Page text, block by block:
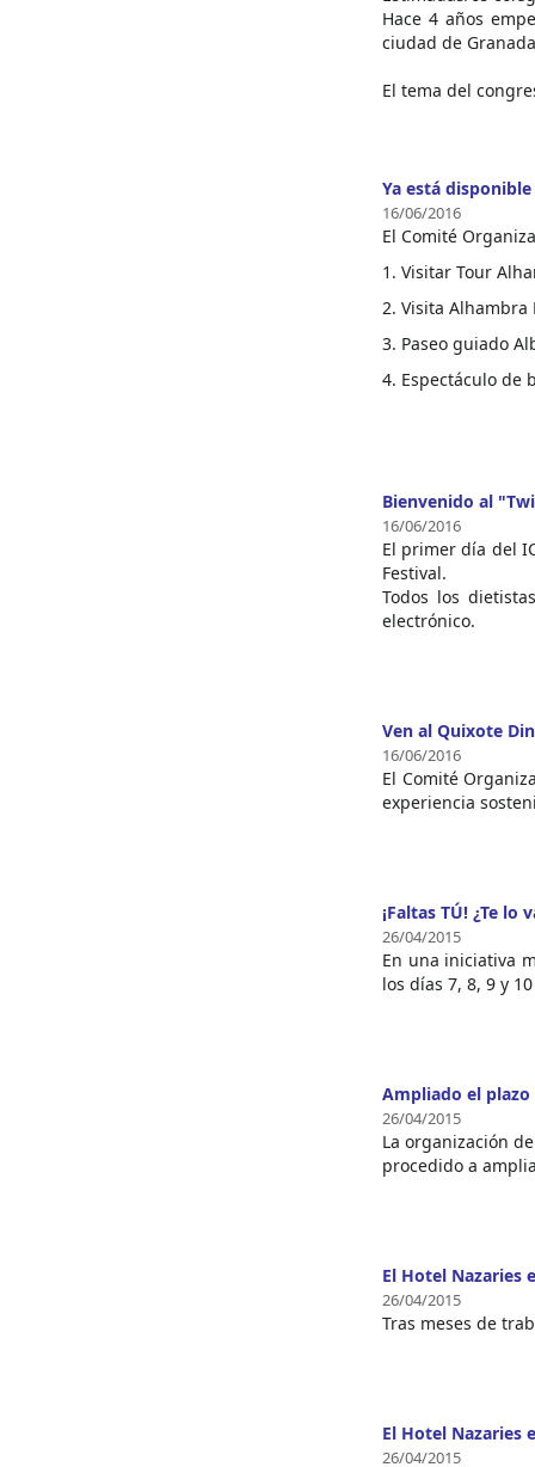
Hace 4 años
ciudad de
El tema del
Ya está
16/06/2016
El Comité
Visitar Tour
Visita Alhambra
Paseo guiado
Espectáculo de
Bienvenido al
16/06/2016
El primer día del
Festival.
Todos los
electrónico.
Ven al Quixote
16/06/2016
El Comité
experiencia
¡Faltas TÚ! ¿Te lo
26/04/2015
En una iniciativa
los días 7, 8, 9 y
Ampliado el
26/04/2015
La organización
procedido a
El Hotel Nazaries
26/04/2015
Tras meses de
El Hotel Nazaries
26/04/2015